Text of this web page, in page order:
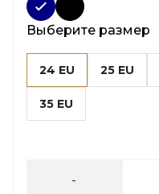
Выберите размер
24 EU 25 EU
35 EU
-